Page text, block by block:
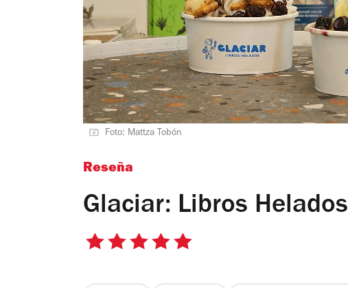
Foto: Mattza Tobón
Reseña
Glaciar: Libros Helados
5